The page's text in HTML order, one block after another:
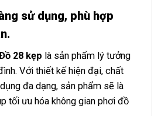
sử dụng, phù hợp
28 kẹp là sản phẩm lý tưởng
Với thiết kế hiện đại, chất
đa dạng, sản phẩm sẽ là
tối ưu hóa không gian phơi đồ